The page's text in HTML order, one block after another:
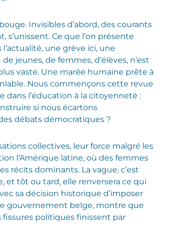
Invisibles d’abord, des courants
s’unissent. Ce que l’on présente
une grève ici, une
jeunes, de femmes, d’élèves, n’est
vaste. Une marée humaine prête à
Nous commençons cette revue
dans l’éducation à la citoyenneté :
si nous écartons
débats démocratiques ?
collectives, leur force malgré les
l’Amérique latine, où des femmes
récits dominants. La vague, c’est
et tôt ou tard, elle renversera ce qui
sa décision historique d’imposer
gouvernement belge, montre que
fissures politiques finissent par